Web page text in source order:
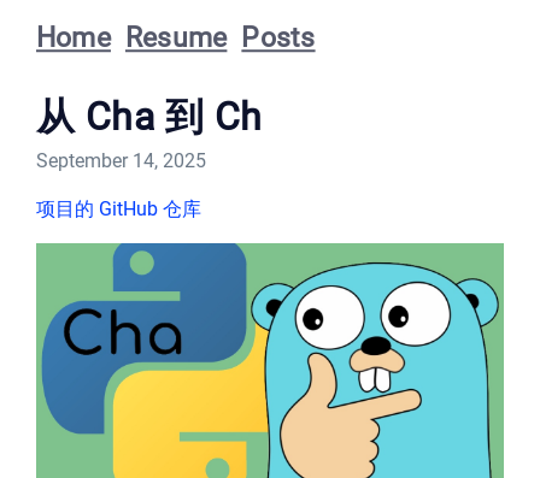
Home Resume Posts
从 Cha 到 Ch
September 14, 2025
项目的 GitHub 仓库